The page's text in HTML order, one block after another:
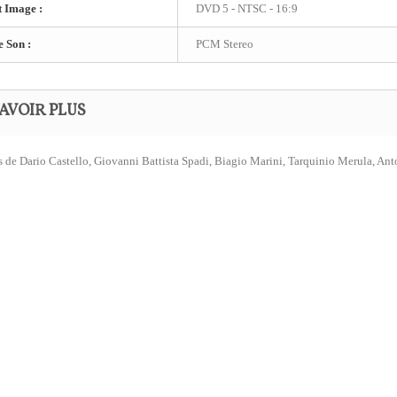
Image : DVD 5 - NTSC - 16:9
Son : PCM Stereo
PLUS
de Dario Castello, Giovanni Battista Spadi, Biagio Marini, Tarquinio Merula,